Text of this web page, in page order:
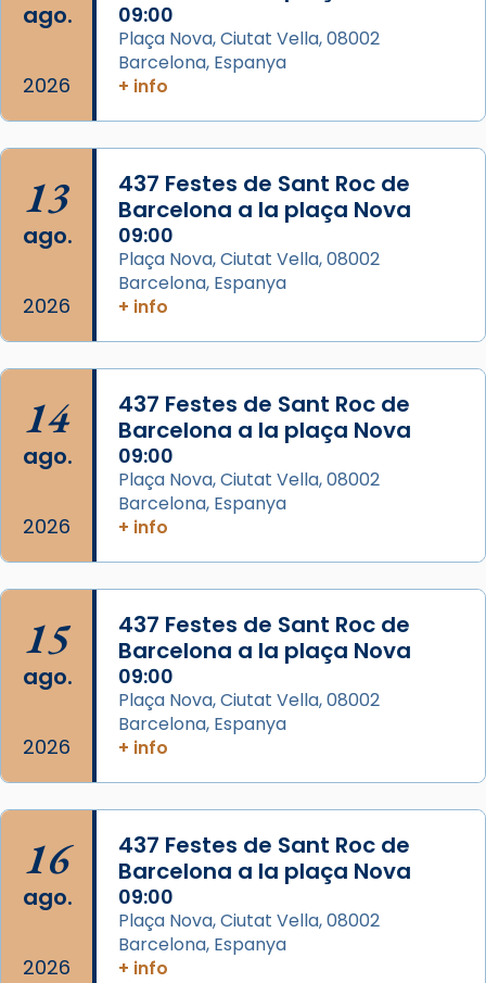
Aquest dilluns, 27 de juliol, ha tingut lloc la
missa d’acció de gràcies en agraïment al
comitè organitzador de la visita apostòlica
col·laboradors, a la Catedral de Barcelona.
L’arquebisbe de Barcelona, el cardenal Joan
Josep Omella, ha presidit la missa i l’ha
concelebrat el bisbe auxiliar de Barcelona,
Mons. David Abadías.
📸 Dr. G. Simón
Arquebisbat de Barcelona
2 weeks ago
Memòria de les santes Juliana i
Semproniana, verges i màrtirs.
Acompanyant la història de sant Cugat, a
partir de l’Edat Mitjana sorgeix la tradició
que les santes Juliana (“relatiu a Júlia”) i
Semproniana (“relatiu a Semprònia =
eterna”) són deixebles seves. I l’any 1667, el
frare Joan Gaspar Roig, afirma en una obra
que les santes són filles de l’antiga Iluro.
Mataró en reivindicarà les relíq
...
ago.
2026
09:00
Plaça Nova, Ciutat Vella, 08002
Barcelona, Espanya
+ info
13
ago.
2026
437 Festes de Sant Roc de
Barcelona a la plaça Nova
09:00
Plaça Nova, Ciutat Vella, 08002
Barcelona, Espanya
+ info
14
ago.
2026
437 Festes de Sant Roc de
Barcelona a la plaça Nova
09:00
Plaça Nova, Ciutat Vella, 08002
Barcelona, Espanya
+ info
15
ago.
2026
437 Festes de Sant Roc de
Barcelona a la plaça Nova
09:00
Plaça Nova, Ciutat Vella, 08002
Barcelona, Espanya
+ info
16
ago.
2026
437 Festes de Sant Roc de
Barcelona a la plaça Nova
09:00
Plaça Nova, Ciutat Vella, 08002
Barcelona, Espanya
+ info